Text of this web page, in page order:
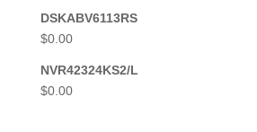
DSKABV6113RS
$0.00
NVR42324KS2/L
$0.00